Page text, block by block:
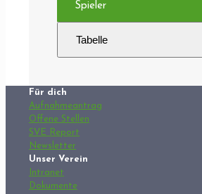
Spieler
Tabelle
Für dich
Aufnahmeantrag
Offene Stellen
SVE Report
Newsletter
Unser Verein
Intranet
Dokumente